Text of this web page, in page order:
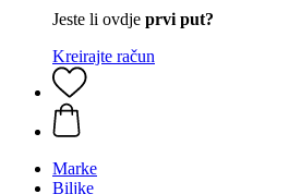
Jeste li ovdje prvi put?
Kreirajte račun
Marke
Biljke